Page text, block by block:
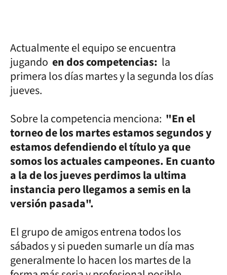
Actualmente el equipo se encuentra
jugando en dos competencias: la
primera los días martes y la segunda los días
jueves.
Sobre la competencia menciona: "En el
torneo de los martes estamos segundos y
estamos defendiendo el título ya que
somos los actuales campeones. En cuanto
a la de los jueves perdimos la ultima
instancia pero llegamos a semis en la
versión pasada".
El grupo de amigos entrena todos los
sábados y si pueden sumarle un día mas
generalmente lo hacen los martes de la